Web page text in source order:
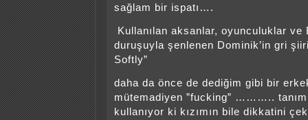
sağlam bir ispatı….
Kullanılan aksanlar, oyunculuklar ve
duruşuyla şenlenen Dominik’in gri
Softly”
daha da önce de dediğim gibi bir
mütemadiyen ”fucking” ………..
kullanıyor ki kızımın bile dikkatini